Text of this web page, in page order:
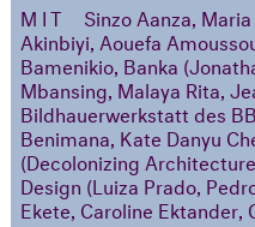
MIT
Sinzo Aanza,
Akinbiyi, Aouefa
Bamenikio, Banka
Mbansing, Malaya Rita,
Bildhauerwerkstatt des
Benimana, Kate Danyu
(Decolonizing
Design (Luiza Prado,
Ekete, Caroline Ektander,